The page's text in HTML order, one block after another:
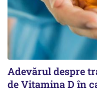
Adevărul despre
de Vitamina D în